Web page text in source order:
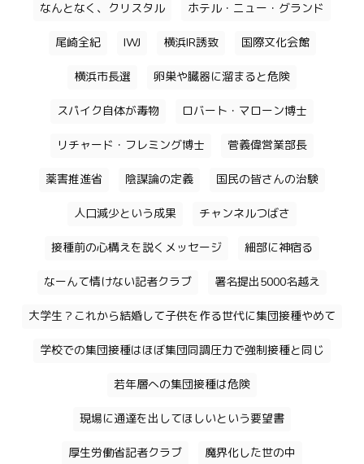
なんとなく、クリスタル ホテル・ニュー・グランド
尾崎全紀 IWJ 横浜IR誘致 国際文化会館
横浜市長選 卵巣や臓器に溜まると危険
スパイク自体が毒物 ロバート・マローン博士
リチャード・フレミング博士 菅義偉営業部長
薬害推進省 陰謀論の定義 国民の皆さんの治験
人口減少という成果 チャンネルつばさ
接種前の心構えを説くメッセージ 細部に神宿る
なーんて情けない記者クラブ 署名提出5000名越え
大学生？これから結婚して子供を作る世代に集団接種やめて
学校での集団接種はほぼ集団同調圧力で強制接種と同じ
若年層への集団接種は危険
現場に通達を出してほしいという要望書
厚生労働省記者クラブ 魔界化した世の中